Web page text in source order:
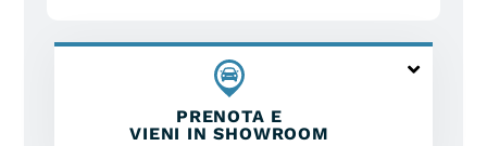
PRENOTA E
VIENI IN SHOWROOM